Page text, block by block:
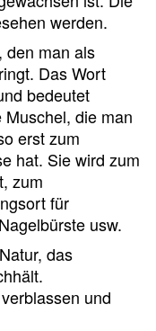
werden.
den man als
Das Wort
bedeutet
die man
erst zum
hat. Sie wird zum
zum
für
usw.
das
und